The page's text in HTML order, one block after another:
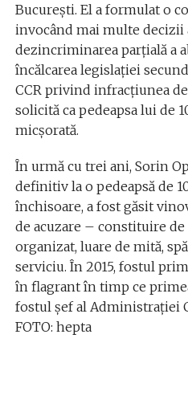
București. El a formulat o
invocând mai multe decizii
dezincriminarea parțială a
încălcarea legislației
CCR privind infracțiunea
solicită ca pedeapsa lui de
micșorată.
În urmă cu trei ani, Sorin
definitiv la o pedeapsă de
închisoare, a fost găsit
de acuzare – constituire
organizat, luare de mită,
serviciu. În 2015, fostul
în flagrant în timp ce
fostul șef al Administrației
FOTO: hepta